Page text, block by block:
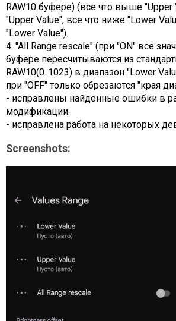
RAW10 буфере) (все что выше "Upper
"Upper Value", все что ниже "Lower
"Lower Value").
4. "All Range rescale" (при "ON" все
буфере пересчитываются из
RAW10(0..1023) в диапазон "Lower
при "OFF" только обрезаются "края
- исправлены найденные ошибки в
модификации.
- исправлена работа на некоторых
Screenshots: